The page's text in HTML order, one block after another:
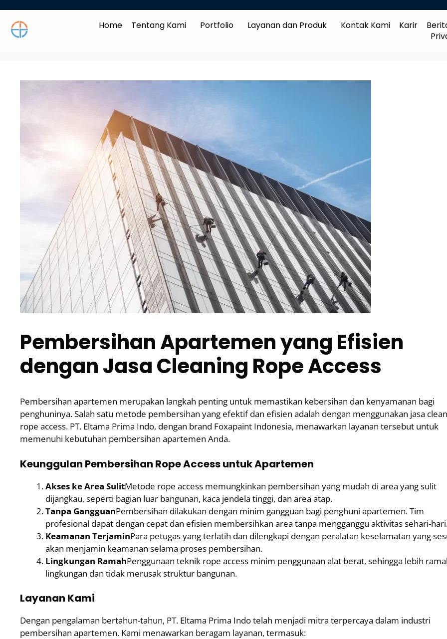
Home Tentang Kami Portfolio Layanan dan Produk Kontak Kami Karir
Pembersihan Apartemen yang Efisien
dengan Jasa Cleaning Rope Access
Pembersihan apartemen merupakan langkah penting untuk memastikan kebersihan dan kenyamanan bagi
penghuninya. Salah satu metode pembersihan yang efektif dan efisien adalah dengan menggunakan jasa
rope access. PT. Eltama Prima Indo, dengan brand Foxapaint Indonesia, menawarkan layanan tersebut untuk
memenuhi kebutuhan pembersihan apartemen Anda.
Keunggulan Pembersihan Rope Access untuk Apartemen
Akses ke Area SulitMetode rope access memungkinkan pembersihan yang mudah di area yang sulit
dijangkau, seperti bagian luar bangunan, kaca jendela tinggi, dan area atap.
Tanpa GangguanPembersihan dilakukan dengan minim gangguan bagi penghuni apartemen. Tim
profesional dapat dengan cepat dan efisien membersihkan area tanpa mengganggu aktivitas sehari-
Keamanan TerjaminPara petugas yang terlatih dan dilengkapi dengan peralatan keselamatan yang
akan menjamin keamanan selama proses pembersihan.
Lingkungan RamahPenggunaan teknik rope access minim penggunaan alat berat, sehingga lebih
lingkungan dan tidak merusak struktur bangunan.
Layanan Kami
Dengan pengalaman bertahun-tahun, PT. Eltama Prima Indo telah menjadi mitra terpercaya dalam industri
pembersihan apartemen. Kami menawarkan beragam layanan, termasuk: